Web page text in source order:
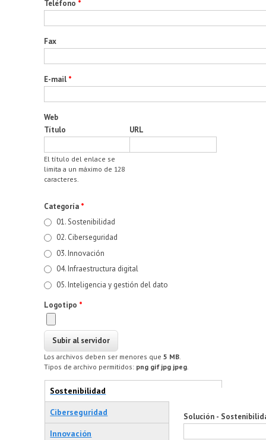
Teléfono *
Fax
E-mail *
Web
Título
El título del enlace se
limita a un máximo de 128
caracteres.
URL
Categoría *
01. Sostenibilidad
02. Ciberseguridad
03. Innovación
04. Infraestructura digital
05. Inteligencia y gestión del dato
Logotipo *
Los archivos deben ser menores que 5 MB
Tipos de archivo permitidos: png gif jpg jpeg
Pestañas verticales
Sostenibilidad
(solapa activa)
Ciberseguridad
Innovación
Solución -